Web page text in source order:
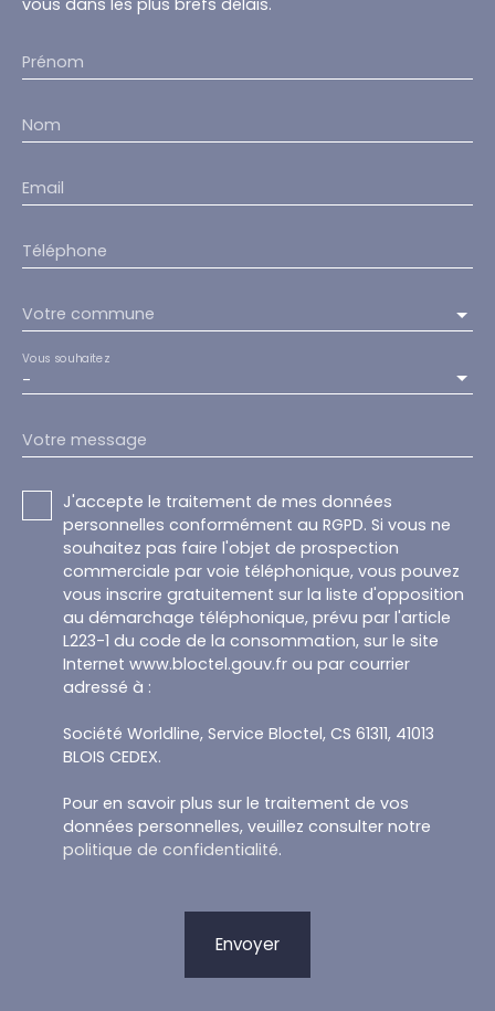
vous dans les plus brefs délais.
Prénom
Nom
Email
Téléphone
Votre commune
-
Vous souhaitez
Votre message
J'accepte le traitement de mes données
personnelles conformément au RGPD. Si vous ne
souhaitez pas faire l'objet de prospection
commerciale par voie téléphonique, vous pouvez
vous inscrire gratuitement sur la liste d'opposition
au démarchage téléphonique, prévu par l'article
L223-1 du code de la consommation, sur le site
Internet www.bloctel.gouv.fr ou par courrier
adressé à :
Société Worldline, Service Bloctel, CS 61311, 41013
BLOIS CEDEX.
Pour en savoir plus sur le traitement de vos
données personnelles, veuillez consulter notre
politique de confidentialité.
Envoyer